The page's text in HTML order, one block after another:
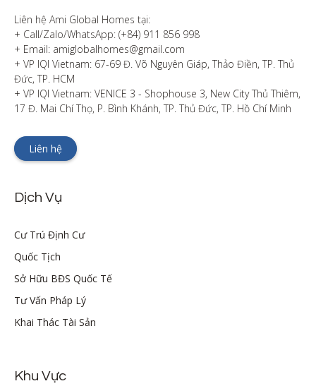
Liên hệ Ami Global Homes tại:
+ Call/Zalo/WhatsApp: (+84) 911 856 998
+ Email: amiglobalhomes@gmail.com
+ VP IQI Vietnam: 67-69 Đ. Võ Nguyên Giáp, Thảo Điền, TP. Thủ
Đức, TP. HCM
+ VP IQI Vietnam: VENICE 3 - Shophouse 3, New City Thủ Thiêm,
17 Đ. Mai Chí Thọ, P. Bình Khánh, TP. Thủ Đức, TP. Hồ Chí Minh
Liên hệ
Dịch Vụ
Cư Trú Định Cư
Quốc Tịch
Sở Hữu BĐS Quốc Tế
Tư Vấn Pháp Lý
Khai Thác Tài Sản
Khu Vực